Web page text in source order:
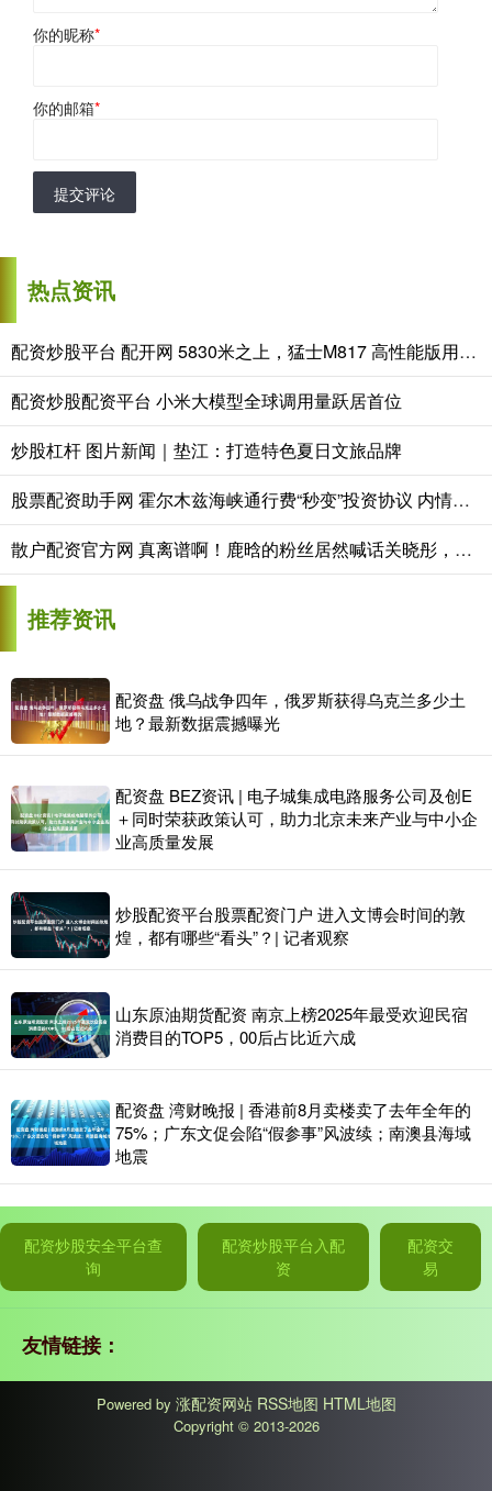
你的昵称*
你的邮箱*
提交评论
热点资讯
配资炒股平台 配开网 5830米之上，猛士M817 高性能版用华为乾崑智驾ADS 5攀珠峰
配资炒股配资平台 小米大模型全球调用量跃居首位
炒股杠杆 图片新闻｜垫江：打造特色夏日文旅品牌
股票配资助手网 霍尔木兹海峡通行费“秒变”投资协议 内情披露
散户配资官方网 真离谱啊！鹿晗的粉丝居然喊话关晓彤，让关晓彤出来替鹿晗澄清和司晓迪的
推荐资讯
配资盘 俄乌战争四年，俄罗斯获得乌克兰多少土
地？最新数据震撼曝光
配资盘 BEZ资讯 | 电子城集成电路服务公司及创E
＋同时荣获政策认可，助力北京未来产业与中小企
业高质量发展
炒股配资平台股票配资门户 进入文博会时间的敦
煌，都有哪些“看头”？| 记者观察
山东原油期货配资 南京上榜2025年最受欢迎民宿
消费目的TOP5，00后占比近六成
配资盘 湾财晚报 | 香港前8月卖楼卖了去年全年的
75%；广东文促会陷“假参事”风波续；南澳县海域
地震
配资炒股安全平台查
询
配资炒股平台入配
资
配资交
易
友情链接：
Powered by 涨配资网站 RSS地图 HTML地图
Copyright © 2013-2026